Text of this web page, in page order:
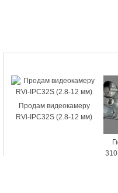
Продам видеокамеру
RVi-IPC32S (2.8-12 мм)